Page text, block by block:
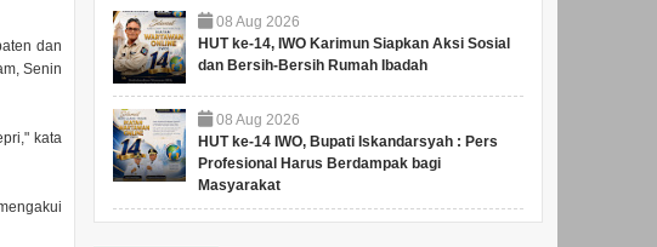
dan
Senin
kata
08 Aug 2026
HUT ke-14, IWO Karimun Siapkan Aksi Sosial
dan Bersih-Bersih Rumah Ibadah
08 Aug 2026
HUT ke-14 IWO, Bupati Iskandarsyah : Pers
Profesional Harus Berdampak bagi
Masyarakat